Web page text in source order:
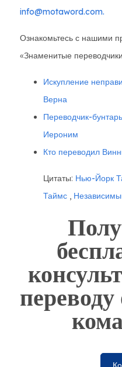
info@motaword.com.
Ознакомьтесь с нашими
«Знаменитые
Искупление
Верна
Переводчик-
Иероним
Кто переводил
Цитаты: Нью-Йорк
Таймс ,